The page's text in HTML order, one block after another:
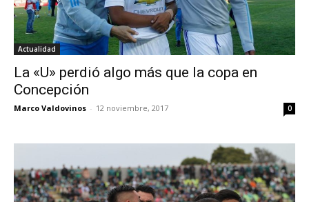
Actualidad
La «U» perdió algo más que la copa en
Concepción
Marco Valdovinos - 12 noviembre, 2017 0